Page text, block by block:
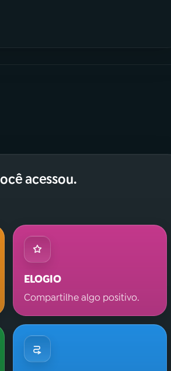
acessou.
ELOGIO
Compartilhe algo positivo.